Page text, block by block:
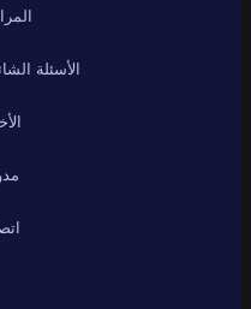
المراجع
الأسئلة الشائعة
الأخبار
مدونة
اتصال